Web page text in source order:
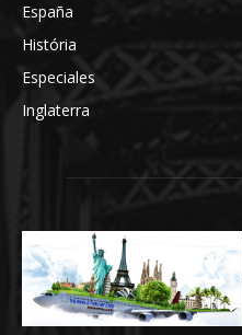
España
História
Especiales
Inglaterra